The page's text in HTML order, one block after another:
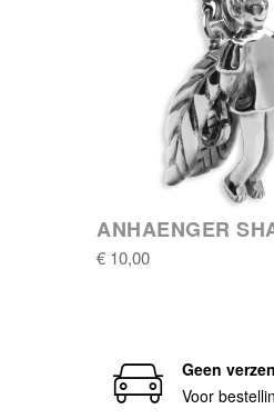
ANHAENGER
€ 10,00
Geen
Voor